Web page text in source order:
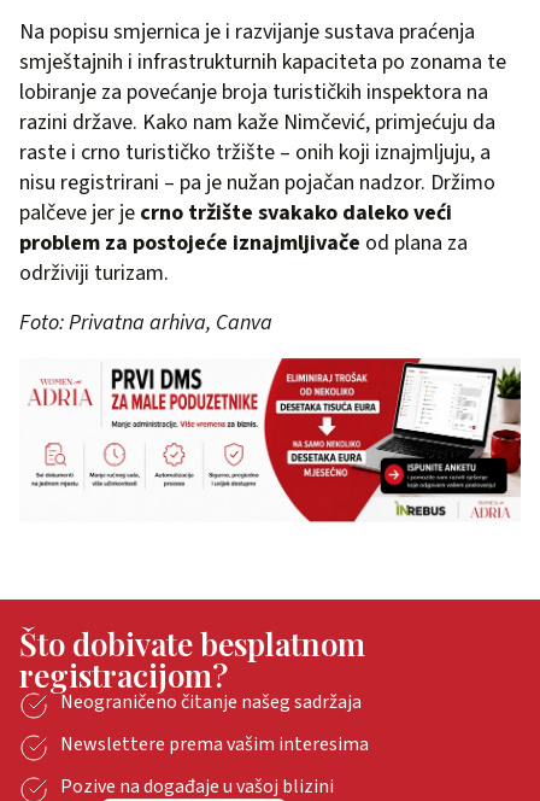
Na popisu smjernica je i razvijanje sustava praćenja
smještajnih i infrastrukturnih kapaciteta po zonama te
lobiranje za povećanje broja turističkih inspektora na
razini države. Kako nam kaže Nimčević, primjećuju da
raste i crno turističko tržište – onih koji iznajmljuju, a
nisu registrirani – pa je nužan pojačan nadzor. Držimo
palčeve jer je crno tržište svakako daleko veći
problem za postojeće iznajmljivače od plana za
održiviji turizam.
Foto: Privatna arhiva, Canva
Što dobivate besplatnom
registracijom?
Neograničeno čitanje našeg sadržaja
Newslettere prema vašim interesima
Pozive na događaje u vašoj blizini